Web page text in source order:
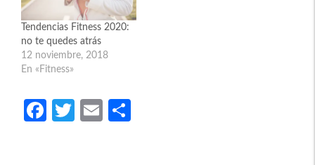
Tendencias Fitness 2020:
no te quedes atrás
12 noviembre, 2018
En «Fitness»
Fa
T
E